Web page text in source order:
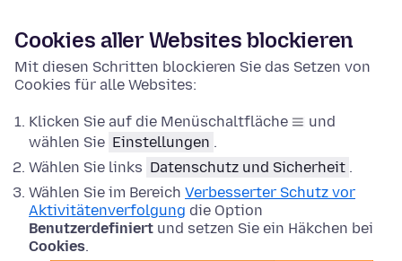
Cookies aller Websites blockieren
Mit diesen Schritten blockieren Sie das Setzen von
Cookies für alle Websites:
Klicken Sie auf die Menüschaltfläche
und
wählen Sie Einstellungen .
Wählen Sie links Datenschutz und Sicherheit .
Wählen Sie im Bereich Verbesserter Schutz vor
Aktivitätenverfolgung die Option
Benutzerdefiniert und setzen Sie ein Häkchen bei
Cookies.